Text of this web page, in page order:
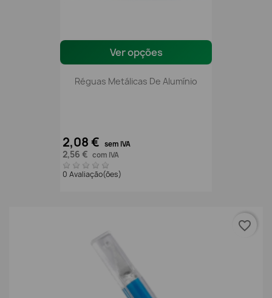
Ver opções
Réguas Metálicas De Alumínio
2,08 € sem IVA
2,56 € com IVA
0 Avaliação(ões)
favorite_border